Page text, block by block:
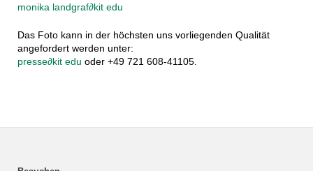
monika landgraf∂kit edu
Das Foto kann in der höchsten uns vorliegenden Qualität
angefordert werden unter:
presse∂kit edu oder +49 721 608-41105.